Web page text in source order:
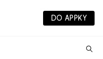
DO APPKY